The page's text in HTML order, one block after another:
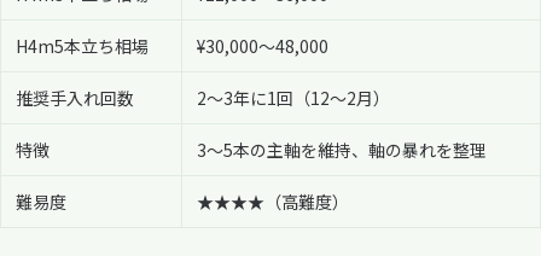
H4m5本立ち相場 ¥30,000〜48,000
推奨手入れ回数 2〜3年に1回（12〜2月）
特徴 3〜5本の主軸を維持、軸の暴れを整理
難易度 ★★★★（高難度）